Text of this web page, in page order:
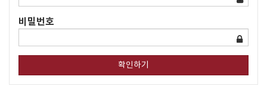
비밀번호
확인하기